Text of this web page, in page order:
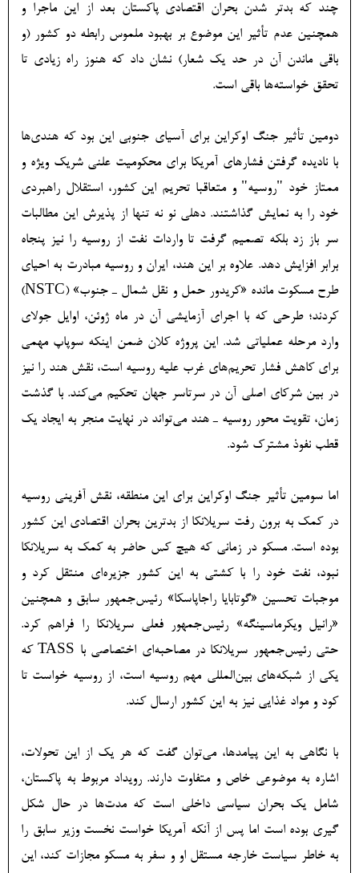
چند که بدتر شدن بحران اقتصادی پاکستان بعد از این ماجرا و
همچنین عدم تأثیر این موضوع بر بهبود ملموس رابطه دو کشور (و
باقی ماندن آن در حد یک شعار) نشان داد که هنوز راه زیادی تا
تحقق خواسته‌ها باقی است.
دومین تأثیر جنگ اوکراین برای آسیای جنوبی این بود که هندی‌ها
با نادیده گرفتن فشارهای آمریکا برای محکومیت علنی شریک ویژه و
ممتاز خود "روسیه" و متعاقبا تحریم این کشور، استقلال راهبردی
خود را به نمایش گذاشتند. دهلی نو نه تنها از پذیرش این مطالبات
سر باز زد بلکه تصمیم گرفت تا واردات نفت از روسیه را نیز پنجاه
برابر افزایش دهد. علاوه بر این هند، ایران و روسیه مبادرت به احیای
طرح مسکوت مانده «کریدور حمل و نقل شمال ـ جنوب» (NSTC)
کردند؛ طرحی که با اجرای آزمایشی آن در ماه ژوئن، اوایل جولای
وارد مرحله عملیاتی شد. این پروژه کلان ضمن اینکه سوپاپ مهمی
برای کاهش فشار تحریم‌های غرب علیه روسیه است، نقش هند را نیز
در بین شرکای اصلی آن در سرتاسر جهان تحکیم می‌کند. با گذشت
زمان، تقویت محور روسیه ـ هند می‌تواند در نهایت منجر به ایجاد یک
قطب نفوذ مشترک شود.
اما سومین تأثیر جنگ اوکراین برای این منطقه، نقش آفرینی روسیه
در کمک به برون رفت سریلانکا از بدترین بحران اقتصادی این کشور
بوده است. مسکو در زمانی که هیچ کس حاضر به کمک به سریلانکا
نبود، نفت خود را با کشتی به این کشور جزیره‌ای منتقل کرد و
موجبات تحسین «گوتابایا راجاپاسکا» رئیس‌جمهور سابق و همچنین
«رانیل ویکرماسینگه» رئیس‌جمهور فعلی سریلانکا را فراهم کرد.
حتی رئیس‌جمهور سریلانکا در مصاحبه‌ای اختصاصی با TASS که
یکی از شبکه‌های بین‌المللی مهم روسیه است، از روسیه خواست تا
کود و مواد غذایی نیز به این کشور ارسال کند.
با نگاهی به این پیامدها، می‌توان گفت که هر یک از این تحولات،
اشاره به موضوعی خاص و متفاوت دارند. رویداد مربوط به پاکستان،
شامل یک بحران سیاسی داخلی است که مدت‌ها در حال شکل
گیری بوده است اما پس از آنکه آمریکا خواست نخست وزیر سابق را
به خاطر سیاست خارجه مستقل‌ او و سفر به مسکو مجازات کند، این